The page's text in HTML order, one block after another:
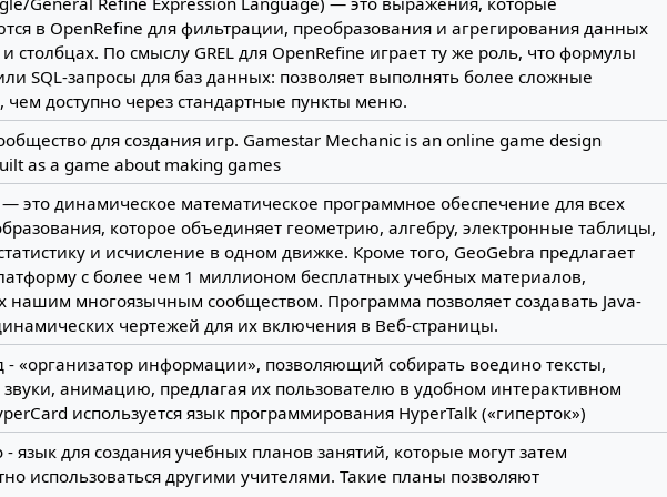
в OpenRefine для фильтрации, преобразования и агрегирования данных
столбцах. По смыслу GREL для OpenRefine играет ту же роль, что формулы
SQL‑запросы для баз данных: позволяет выполнять более сложные
чем доступно через стандартные пункты меню.
для создания игр. Gamestar Mechanic is an online game design
as a game about making games
это динамическое математическое программное обеспечение для всех
которое объединяет геометрию, алгебру, электронные таблицы,
и исчисление в одном движке. Кроме того, GeoGebra предлагает
с более чем 1 миллионом бесплатных учебных материалов,
нашим многоязычным сообществом. Программа позволяет создавать Java-
чертежей для их включения в Веб-страницы.
- «организатор информации», позволяющий собирать воедино тексты,
звуки, анимацию, предлагая их пользователю в удобном интерактивном
используется язык программирования HyperTalk («гиперток»)
- язык для создания учебных планов занятий, которые могут затем
использоваться другими учителями. Такие планы позволяют